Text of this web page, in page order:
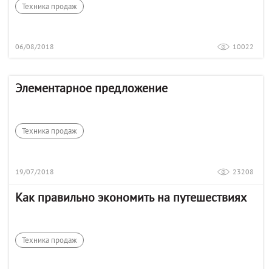
Техника продаж
06/08/2018 10022
Элементарное предложение
Техника продаж
19/07/2018 23208
Как правильно экономить на путешествиях
Техника продаж